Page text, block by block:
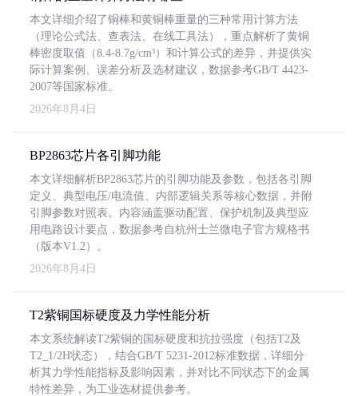
本文详细介绍了铜棒和黄铜棒重量的三种常用计算方法
（理论公式法、查表法、在线工具法），重点解析了黄铜
棒密度取值（8.4-8.7g/cm³）和计算公式的差异，并提供实
际计算案例、误差分析及选材建议，数据参考GB/T 4423-
2007等国家标准。
2026年8月4日
BP2863芯片各引脚功能
本文详细解析BP2863芯片的引脚功能及参数，包括各引脚
定义、典型电压/电流值、内部逻辑关系等核心数据，并附
引脚参数对照表。内容涵盖驱动配置、保护机制及典型应
用电路设计要点，数据参考自杭州士兰微电子官方规格书
（版本V1.2）。
2026年8月4日
T2紫铜国标硬度及力学性能分析
本文系统解读T2紫铜的国标硬度和抗拉强度（包括T2及
T2_1/2H状态），结合GB/T 5231-2012标准数据，详细分
析其力学性能指标及影响因素，并对比不同状态下的金属
特性差异，为工业选材提供参考。